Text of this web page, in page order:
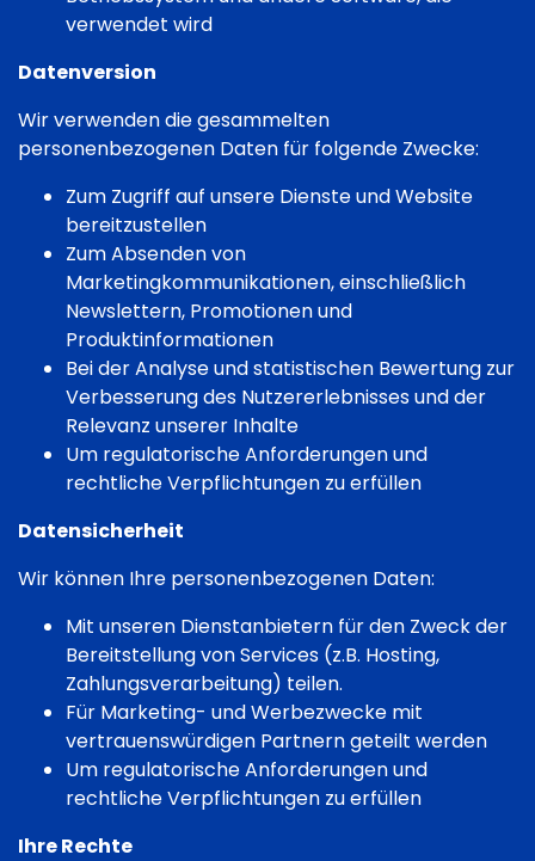
verwendet wird
Datenversion
Wir verwenden die gesammelten
personenbezogenen Daten für folgende Zwecke:
Zum Zugriff auf unsere Dienste und Website
bereitzustellen
Zum Absenden von
Marketingkommunikationen, einschließlich
Newslettern, Promotionen und
Produktinformationen
Bei der Analyse und statistischen Bewertung zur
Verbesserung des Nutzererlebnisses und der
Relevanz unserer Inhalte
Um regulatorische Anforderungen und
rechtliche Verpflichtungen zu erfüllen
Datensicherheit
Wir können Ihre personenbezogenen Daten:
Mit unseren Dienstanbietern für den Zweck der
Bereitstellung von Services (z.B. Hosting,
Zahlungsverarbeitung) teilen.
Für Marketing- und Werbezwecke mit
vertrauenswürdigen Partnern geteilt werden
Um regulatorische Anforderungen und
rechtliche Verpflichtungen zu erfüllen
Ihre Rechte